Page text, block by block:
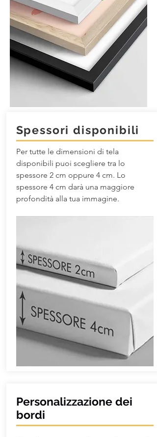
Spessori disponibili
Per tutte le dimensioni di tela
disponibili puoi scegliere tra lo
spessore 2 cm oppure 4 cm. Lo
spessore 4 cm darà una maggiore
profondità alla tua immagine.
Personalizzazione dei
bordi